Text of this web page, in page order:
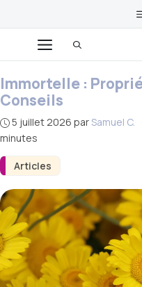
au
contenuMenu
Articles
Immortelle :
Conseils
5 juillet 2026 parSamuel C.
minutes